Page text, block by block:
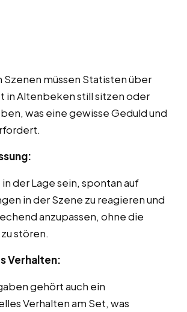
Szenen müssen Statisten über
in Altenbeken still sitzen oder
was eine gewisse Geduld und
in der Lage sein, spontan auf
in der Szene zu reagieren und
anzupassen, ohne die
stören.
Verhalten:
gehört auch ein
Verhalten am Set, was